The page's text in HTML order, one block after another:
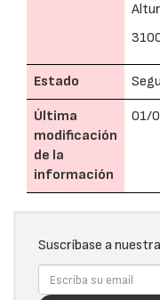
Estado
Última
modificación
de la
información
01/
Suscríbase a